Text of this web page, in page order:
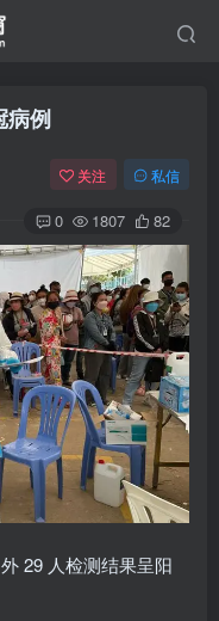
病例
关注 私信
0 1807 82
29 人检测结果呈阳